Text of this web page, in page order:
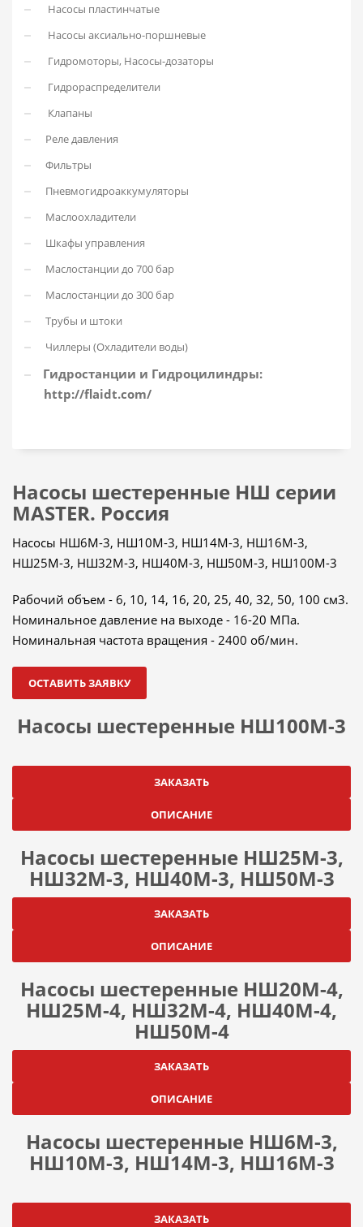
Насосы пластинчатые
Насосы аксиально-поршневые
Гидромоторы, Насосы-дозаторы
Гидрораспределители
Клапаны
Реле давления
Фильтры
Пневмогидроаккумуляторы
Маслоохладители
Шкафы управления
Маслостанции до 700 бар
Маслостанции до 300 бар
Трубы и штоки
Чиллеры (Охладители воды)
Гидростанции и Гидроцилиндры:
http://flaidt.com/
Насосы шестеренные НШ серии
MASTER. Россия
Насосы НШ6М-3, НШ10М-3, НШ14М-3, НШ16М-3,
НШ25М-3, НШ32М-3, НШ40М-3, НШ50М-3, НШ100М-3
Рабочий объем - 6, 10, 14, 16, 20, 25, 40, 32, 50, 100 см3.
Номинальное давление на выходе - 16-20 МПа.
Номинальная частота вращения - 2400 об/мин.
ОСТАВИТЬ ЗАЯВКУ
Насосы шестеренные НШ100M-3
ЗАКАЗАТЬ
ОПИСАНИЕ
Насосы шестеренные НШ25М-3,
НШ32М-3, НШ40М-3, НШ50М-3
ЗАКАЗАТЬ
ОПИСАНИЕ
Насосы шестеренные НШ20М-4,
НШ25М-4, НШ32М-4, НШ40М-4,
НШ50М-4
ЗАКАЗАТЬ
ОПИСАНИЕ
Насосы шестеренные НШ6М-3,
НШ10М-3, НШ14М-3, НШ16М-3
ЗАКАЗАТЬ